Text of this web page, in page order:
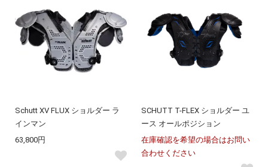
Schutt XV FLUX ショルダー ラ
インマン
63,800円
SCHUTT T-FLEX ショルダー ユ
ース オールポジション
在庫確認を希望の場合はお問い
合わせください